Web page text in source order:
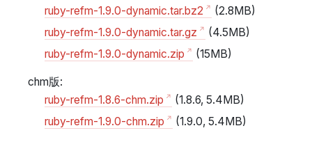
ruby-refm-1.9.0-dynamic.tar.bz2
(2.8MB)
ruby-refm-1.9.0-dynamic.tar.gz
(4.5MB)
ruby-refm-1.9.0-dynamic.zip
(15MB)
chm版:
ruby-refm-1.8.6-chm.zip
(1.8.6, 5.4MB)
ruby-refm-1.9.0-chm.zip
(1.9.0, 5.4MB)